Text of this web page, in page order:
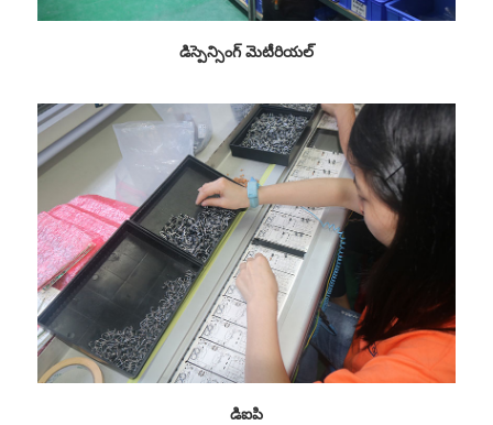
డిస్పెన్సింగ్ మెటీరియల్
డిఐపి